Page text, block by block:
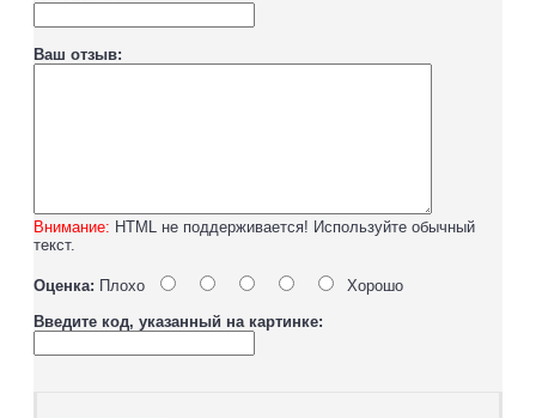
Ваш отзыв:
Внимание: HTML не поддерживается! Используйте обычный
текст.
Оценка: Плохо
Хорошо
Введите код, указанный на картинке: